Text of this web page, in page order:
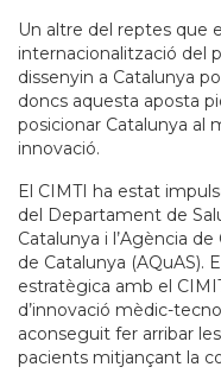
Un altre del reptes que
internacionalització del
dissenyin a Catalunya
doncs aquesta aposta
posicionar Catalunya al
innovació.
El CIMTI ha estat
del Departament de
Catalunya i l’Agència
de Catalunya (AQuAS).
estratègica amb el
d’innovació mèdic-
aconseguit fer arribar
pacients mitjançant la